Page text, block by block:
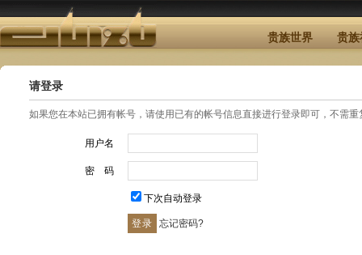
贵族世界 贵族
请登录
如果您在本站已拥有帐号，请使用已有的帐号信息直接进行登录即可，不需重
用户名
密 码
下次自动登录
忘记密码?